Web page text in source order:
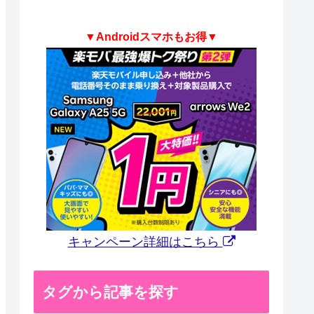
▼Androidスマホもお得▼
キャンペーン詳細はこちら
タグから記事を探す